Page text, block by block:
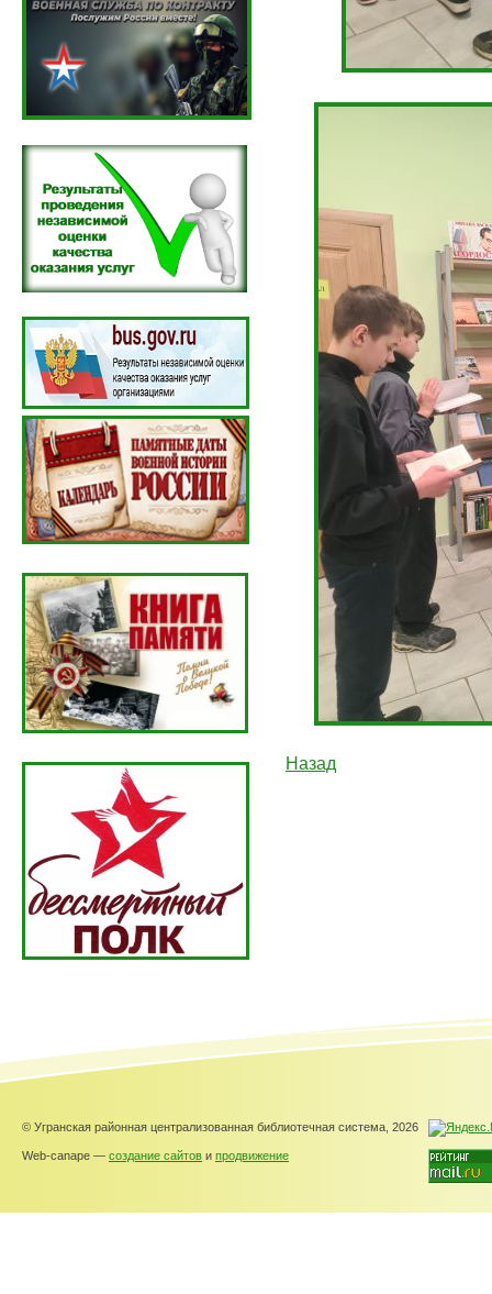
Назад
© Угранская районная централизованная библиотечная система, 2026
Web-canape — создание сайтов и продвижение